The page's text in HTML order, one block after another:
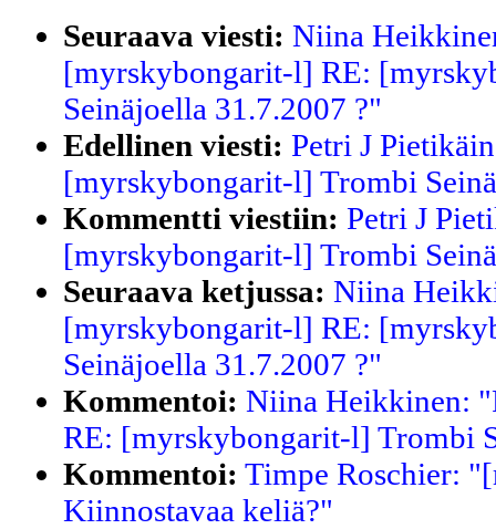
Seuraava viesti: Niina
[myrskybongarit-l] RE:
Seinäjoella 31.7.2007 ?"
Edellinen viesti: Petri J
[myrskybongarit-l] Trombi
Kommentti viestiin: Petri J
[myrskybongarit-l] Trombi
Seuraava ketjussa: Niina
[myrskybongarit-l] RE:
Seinäjoella 31.7.2007 ?"
Kommentoi: Niina Heikkinen:
RE: [myrskybongarit-l] Trombi
Kommentoi: Timpe Roschier:
Kiinnostavaa keliä?"